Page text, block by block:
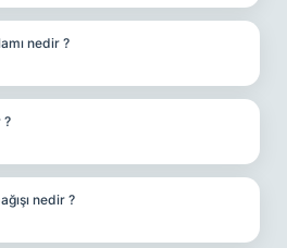
nedir ?
?
nedir ?